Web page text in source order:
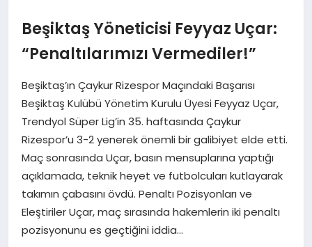
SPOR
TEKNOLOJI
YAŞAM
Beşiktaş Yöneticisi Feyyaz Uçar:
“Penaltılarımızı Vermediler!”
Beşiktaş’ın Çaykur Rizespor Maçındaki Başarısı
Beşiktaş Kulübü Yönetim Kurulu Üyesi Feyyaz Uçar,
Trendyol Süper Lig’in 35. haftasında Çaykur
Rizespor’u 3-2 yenerek önemli bir galibiyet elde etti.
Maç sonrasında Uçar, basın mensuplarına yaptığı
açıklamada, teknik heyet ve futbolcuları kutlayarak
takımın çabasını övdü. Penaltı Pozisyonları ve
Eleştiriler Uçar, maç sırasında hakemlerin iki penaltı
pozisyonunu es geçtiğini iddia…